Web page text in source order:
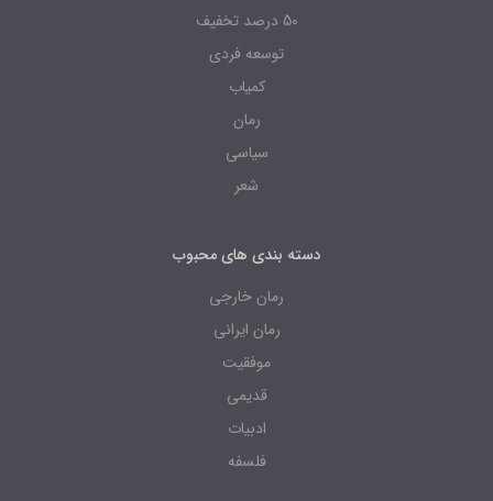
50 درصد تخفیف
توسعه فردی
کمیاب
رمان
سیاسی
شعر
دسته بندی های محبوب
رمان خارجی
رمان ایرانی
موفقیت
قدیمی
ادبیات
فلسفه